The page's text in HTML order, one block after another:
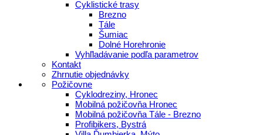
Cyklistické trasy
Brezno
Tále
Šumiac
Dolné Horehronie
Vyhľladávanie podľa parametrov
Kontakt
Zhrnutie objednávky
Požičovne
Cyklodreziny, Hronec
Mobilná požičovňa Hronec
Mobilná požičovňa Tále - Brezno
Profibikers, Bystrá